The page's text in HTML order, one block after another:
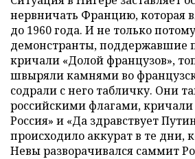
нервничать Францию, которая
до 1960 года. И не только
демонстранты, поддержавшие
кричали «Долой французов»,
швыряли камнями во
содрали с него табличку. Они
российскими флагами, кричали
Россия» и «Да здравствует
происходило аккурат в те дни,
Невы разворачивался саммит